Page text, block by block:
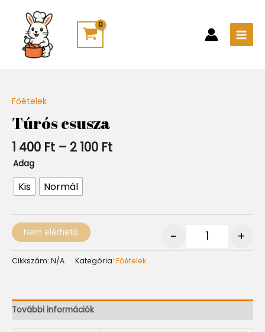
content
Főételek
Túrós csusza
1 400 Ft – 2 100 Ft-
2
Adag
Kis Normál
- +
Nem elérhető
Cikkszám: N/A Kategória: Főételek
További információk